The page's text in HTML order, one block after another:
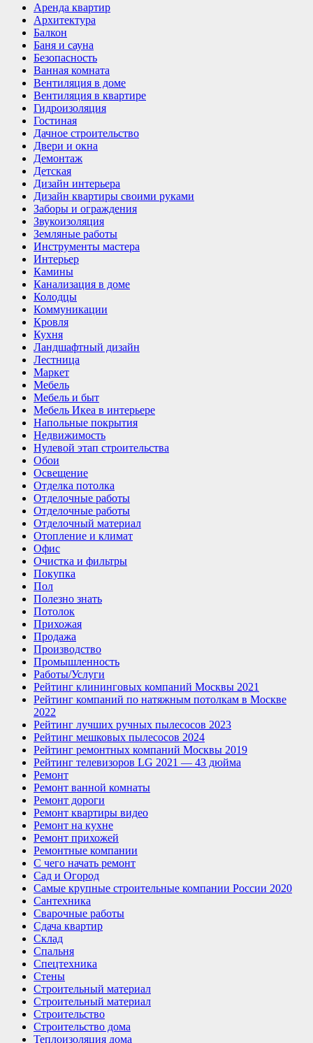
Аренда квартир
Архитектура
Балкон
Баня и сауна
Безопасность
Ванная комната
Вентиляция в доме
Вентиляция в квартире
Гидроизоляция
Гостиная
Дачное строительство
Двери и окна
Демонтаж
Детская
Дизайн интерьера
Дизайн квартиры своими руками
Заборы и ограждения
Звукоизоляция
Земляные работы
Инструменты мастера
Интерьер
Камины
Канализация в доме
Колодцы
Коммуникации
Кровля
Кухня
Ландшафтный дизайн
Лестница
Маркет
Мебель
Мебель и быт
Мебель Икеа в интерьере
Напольные покрытия
Недвижимость
Нулевой этап строительства
Обои
Освещение
Отделка потолка
Отделочные работы
Отделочные работы
Отделочный материал
Отопление и климат
Офис
Очистка и фильтры
Покупка
Пол
Полезно знать
Потолок
Прихожая
Продажа
Производство
Промышленность
Работы/Услуги
Рейтинг клининговых компаний Москвы 2021
Рейтинг компаний по натяжным потолкам в Москве
2022
Рейтинг лучших ручных пылесосов 2023
Рейтинг мешковых пылесосов 2024
Рейтинг ремонтных компаний Москвы 2019
Рейтинг телевизоров LG 2021 — 43 дюйма
Ремонт
Ремонт ванной комнаты
Ремонт дороги
Ремонт квартиры видео
Ремонт на кухне
Ремонт прихожей
Ремонтные компании
С чего начать ремонт
Сад и Огород
Самые крупные строительные компании России 2020
Сантехника
Сварочные работы
Сдача квартир
Склад
Спальня
Спецтехника
Стены
Строительный материал
Строительный материал
Строительство
Строительство дома
Теплоизоляция дома